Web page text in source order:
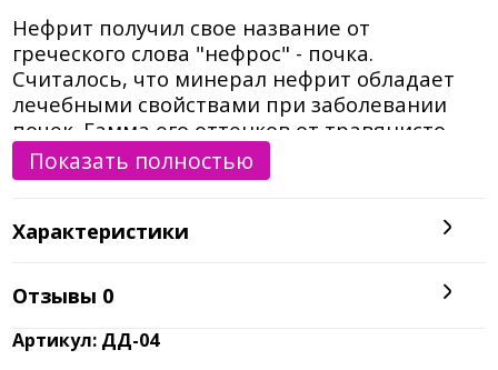
Нефрит получил свое название от
греческого слова "нефрос" - почка.
Считалось, что минерал нефрит обладает
лечебными свойствами при заболевании
почек. Гамма его оттенков от травянисто-
зеленого до черно-зеленого, молочно-
белого.
Из глубины тысячелетий до наших дней
Китая. В Древнем Китае он ценился
настолько высоко, что из него делали
бляшки, имевшие хождение наравне с
монетами, нефритовые грузики были
Показать полностью
Характеристики
Отзывы 0
Артикул: ДД-04